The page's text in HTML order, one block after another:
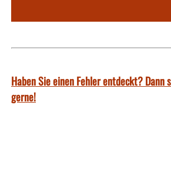
Haben Sie einen Fehler entdeckt? Dann
gerne!